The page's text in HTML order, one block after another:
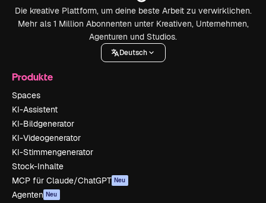
Die kreative Plattform, um deine beste Arbeit zu verwirklichen.
Mehr als 1 Million Abonnenten unter Kreativen, Unternehmen,
Agenturen und Studios.
Deutsch
Produkte
Spaces
KI-Assistent
KI-Bildgenerator
KI-Videogenerator
KI-Stimmengenerator
Stock-Inhalte
MCP für Claude/ChatGPT Neu
Agenten Neu